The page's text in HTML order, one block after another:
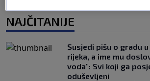
NAJČITANIJE
Susjedi pišu o gradu
rijeka, a ime mu
voda": Svi koji ga
oduševljeni